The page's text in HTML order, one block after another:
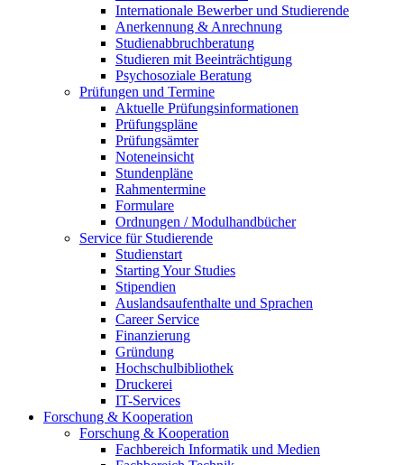
Internationale Bewerber und Studierende
Anerkennung & Anrechnung
Studienabbruchberatung
Studieren mit Beeinträchtigung
Psychosoziale Beratung
Prüfungen und Termine
Aktuelle Prüfungsinformationen
Prüfungspläne
Prüfungsämter
Noteneinsicht
Stundenpläne
Rahmentermine
Formulare
Ordnungen / Modulhandbücher
Service für Studierende
Studienstart
Starting Your Studies
Stipendien
Auslandsaufenthalte und Sprachen
Career Service
Finanzierung
Gründung
Hochschulbibliothek
Druckerei
IT-Services
Forschung & Kooperation
Forschung & Kooperation
Fachbereich Informatik und Medien